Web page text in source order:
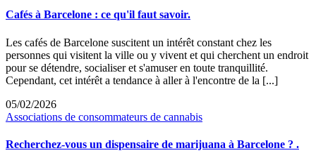
Cafés à Barcelone : ce qu'il faut savoir.
Les cafés de Barcelone suscitent un intérêt constant chez les
personnes qui visitent la ville ou y vivent et qui cherchent un endroit
pour se détendre, socialiser et s'amuser en toute tranquillité.
Cependant, cet intérêt a tendance à aller à l'encontre de la [...]
05/02/2026
Associations de consommateurs de cannabis
Recherchez-vous un dispensaire de marijuana à Barcelone ? .